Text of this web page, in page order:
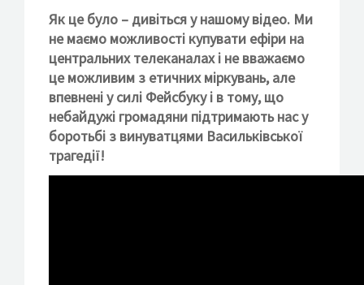
Як це було – дивіться у нашому відео. Ми
не маємо можливості купувати ефіри на
центральних телеканалах і не вважаємо
це можливим з етичних міркувань, але
впевнені у силі Фейсбуку і в тому, що
небайдужі громадяни підтримають нас у
боротьбі з винуватцями Васильківської
трагедії!